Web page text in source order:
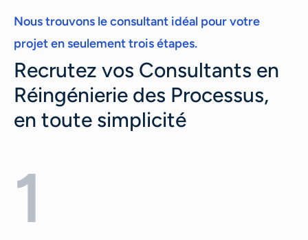
Nous trouvons le consultant idéal pour votre
projet en seulement trois étapes.
Recrutez vos Consultants en
Réingénierie des Processus,
en toute simplicité
1